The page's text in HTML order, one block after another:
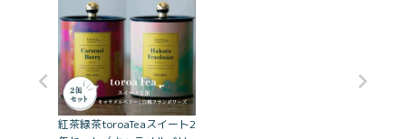
紅茶緑茶toroaTeaスイート2